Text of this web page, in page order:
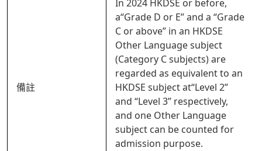
備註
In 2024 HKDSE or before,
a“Grade D or E” and a “Grade
C or above” in an HKDSE
Other Language subject
(Category C subjects) are
regarded as equivalent to an
HKDSE subject at“Level 2”
and “Level 3” respectively,
and one Other Language
subject can be counted for
admission purpose.